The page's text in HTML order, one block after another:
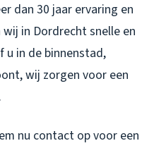
dan 30 jaar ervaring en
in Dordrecht snelle en
u in de binnenstad,
wij zorgen voor een
nu contact op voor een